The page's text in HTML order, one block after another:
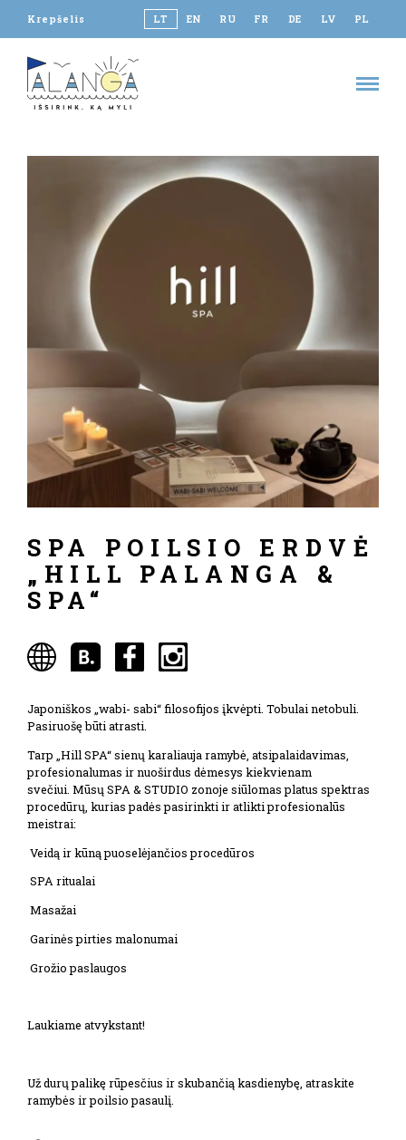
Krepšelis LT EN RU FR DE LV PL
SPA POILSIO ERDVĖ
„HILL PALANGA &
SPA“
Japoniškos „wabi- sabi“ filosofijos įkvėpti. Tobulai netobuli.
Pasiruošę būti atrasti.
Tarp „Hill SPA“ sienų karaliauja ramybė, atsipalaidavimas,
profesionalumas ir nuoširdus dėmesys kiekvienam
svečiui. Mūsų SPA & STUDIO zonoje siūlomas platus spektras
procedūrų, kurias padės pasirinkti ir atlikti profesionalūs
meistrai:
 Veidą ir kūną puoselėjančios procedūros
 SPA ritualai
 Masažai
 Garinės pirties malonumai
 Grožio paslaugos
Laukiame atvykstant!
Už durų palikę rūpesčius ir skubančią kasdienybę, atraskite
ramybės ir poilsio pasaulį.